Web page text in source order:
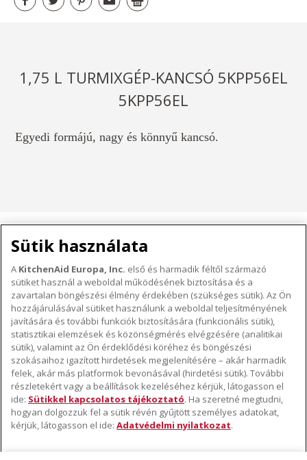
1,75 L TURMIXGÉP-KANCSÓ 5KPP56EL
5KPP56EL
Egyedi formájú, nagy és könnyű kancsó.
A KITCHENAID MÁRKÁRÓL
A márka lényege
A márka története
ODR
TÁMOGATÁS
Hol lehet megvenni
Garancia és dokumentumok
Ügyfélszolgálat
KÖVESSEN BENNÜNKET
Sütik használata
A KitchenAid Europa, Inc. első és harmadik féltől származó
sütiket használ a weboldal működésének biztosítása és a
zavartalan böngészési élmény érdekében (szükséges sütik). Az Ön
hozzájárulásával sütiket használunk a weboldal teljesítményének
javítására és további funkciók biztosítására (funkcionális sütik),
statisztikai elemzések és közönségmérés elvégzésére (analitikai
sütik), valamint az Ön érdeklődési köréhez és böngészési
szokásaihoz igazított hirdetések megjelenítésére – akár harmadik
felek, akár más platformok bevonásával (hirdetési sütik). További
részletekért vagy a beállítások kezeléséhez kérjük, látogasson el
ide: Sütikkel kapcsolatos tájékoztató. Ha szeretné megtudni,
hogyan dolgozzuk fel a sütik révén gyűjtött személyes adatokat,
kérjük, látogasson el ide: Adatvédelmi nyilatkozat.